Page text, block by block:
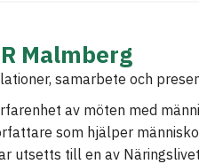
Malmberg
samarbete och
av möten med
som hjälper
utsetts till en av